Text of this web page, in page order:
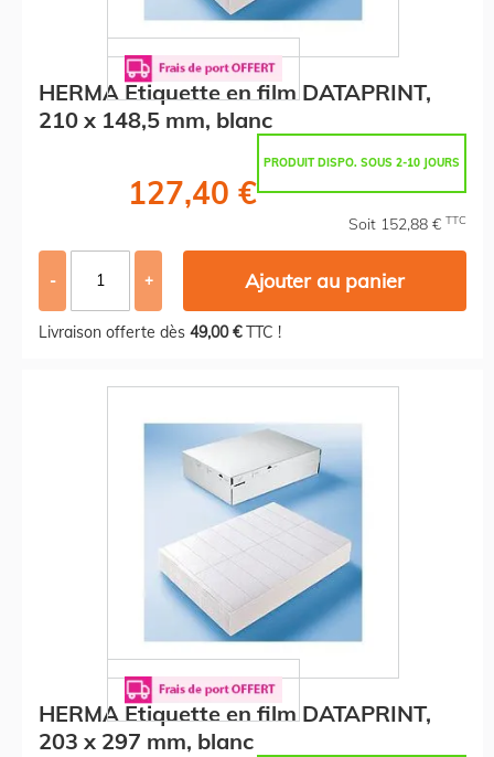
HERMA Etiquette en film DATAPRINT,
210 x 148,5 mm, blanc
PRODUIT DISPO. SOUS 2-10 JOURS
127,40 €
Soit 152,88 € TTC
- + Ajouter au panier
Livraison offerte dès 49,00 €TTC !
HERMA Etiquette en film DATAPRINT,
203 x 297 mm, blanc